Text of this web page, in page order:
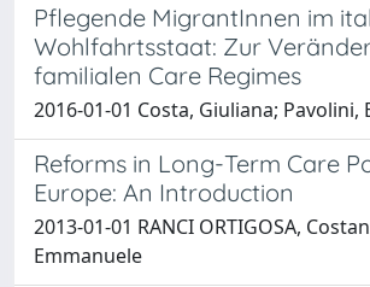
Pflegende MigrantInnen im
Wohlfahrtsstaat: Zur
familialen Care Regimes
2016-01-01 Costa, Giuliana; Pavolini,
Reforms in Long-Term Care
Europe: An Introduction
2013-01-01 RANCI ORTIGOSA,
Emmanuele